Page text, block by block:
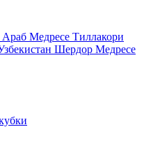
Медресе Тиллакори
Шердор Медресе